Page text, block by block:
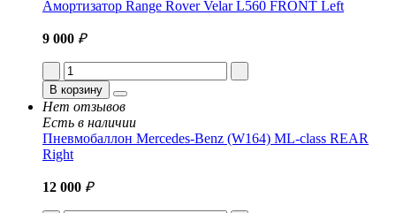
Амортизатор Range Rover Velar L560 FRONT Left
9 000 ₽
В корзину
Нет отзывов
Есть в наличии
Пневмобаллон Mercedes-Benz (W164) ML-class REAR
Right
12 000 ₽